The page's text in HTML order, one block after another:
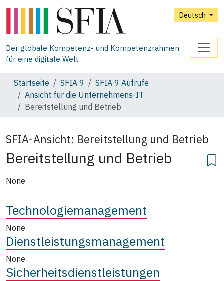
Deutsch
Der globale Kompetenz- und Kompetenzrahmen
für eine digitale Welt
Startseite SFIA 9
SFIA 9 Aufrufe
Ansicht für die Unternehmens‑IT
Bereitstellung und Betrieb
SFIA-Ansicht: Bereitstellung und Betrieb
Bereitstellung und Betrieb
None
Technologiemanagement
None
Dienstleistungsmanagement
None
Sicherheitsdienstleistungen